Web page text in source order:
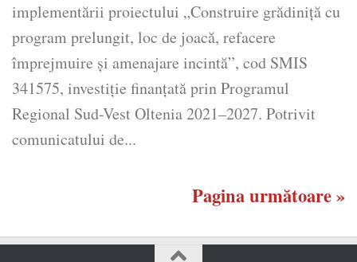
implementării proiectului „Construire grădiniță cu
program prelungit, loc de joacă, refacere
împrejmuire și amenajare incintă”, cod SMIS
341575, investiție finanțată prin Programul
Regional Sud-Vest Oltenia 2021–2027. Potrivit
comunicatului de...
Pagina următoare »